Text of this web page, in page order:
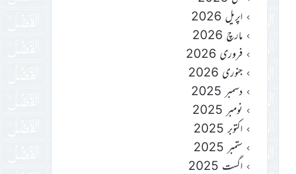
اپریل 2026
مارچ 2026
فروری 2026
جنوری 2026
دسمبر 2025
نومبر 2025
اکتوبر 2025
ستمبر 2025
اگست 2025